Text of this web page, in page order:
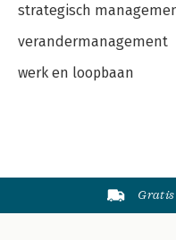
strategisch
verandermanagement
werk en loopbaan
Gratis